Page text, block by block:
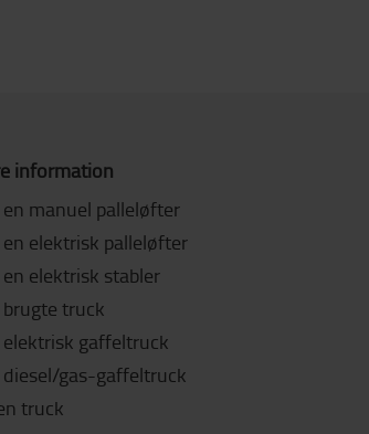
information
en manuel palleløfter
en elektrisk palleløfter
en elektrisk stabler
brugte truck
elektrisk gaffeltruck
diesel/gas-gaffeltruck
truck